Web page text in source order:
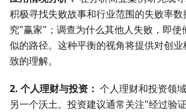
积极寻找失败故事和行业范围的失败率
究"赢家"；调查为什么其他人失败，即使
似的路径。这种平衡的视角将提供对创
致的理解。
2. 个人理财与投资： 个人理财和投资领
另一个沃土。投资建议通常关注"经过验